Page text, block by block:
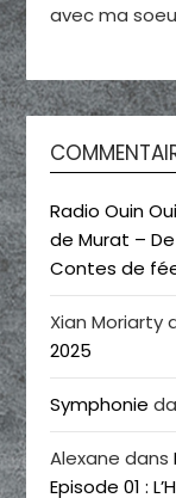
avec ma
Radio Ouin
de Murat –
Contes de
Xian Moriarty
2025
Symphonie
Alexane dans
Episode 01 :